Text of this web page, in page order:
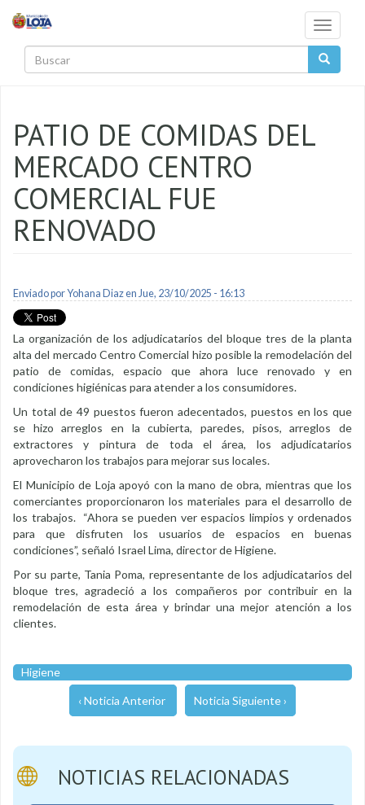
Toggle
PATIO DE COMIDAS DEL
MERCADO CENTRO
COMERCIAL FUE
RENOVADO
Enviado porYohana Diazen Jue, 23/10/2025 - 16:13
La organización de los adjudicatarios del bloque tres de la planta
alta del mercado Centro Comercial hizo posible la remodelación del
patio de comidas, espacio que ahora luce renovado y en
condiciones higiénicas para atender a los consumidores.
Un total de 49 puestos fueron adecentados, puestos en los que
se hizo arreglos en la cubierta, paredes, pisos, arreglos de
extractores y pintura de toda el área, los adjudicatarios
aprovecharon los trabajos para mejorar sus locales.
El Municipio de Loja apoyó con la mano de obra, mientras que los
comerciantes proporcionaron los materiales para el desarrollo de
los trabajos. “Ahora se pueden ver espacios limpios y ordenados
para que disfruten los usuarios de espacios en buenas
condiciones”, señaló Israel Lima, director de Higiene.
Por su parte, Tania Poma, representante de los adjudicatarios del
bloque tres, agradeció a los compañeros por contribuir en la
remodelación de esta área y brindar una mejor atención a los
clientes.
Higiene
‹ Noticia Anterior Noticia Siguiente ›
NOTICIAS RELACIONADAS